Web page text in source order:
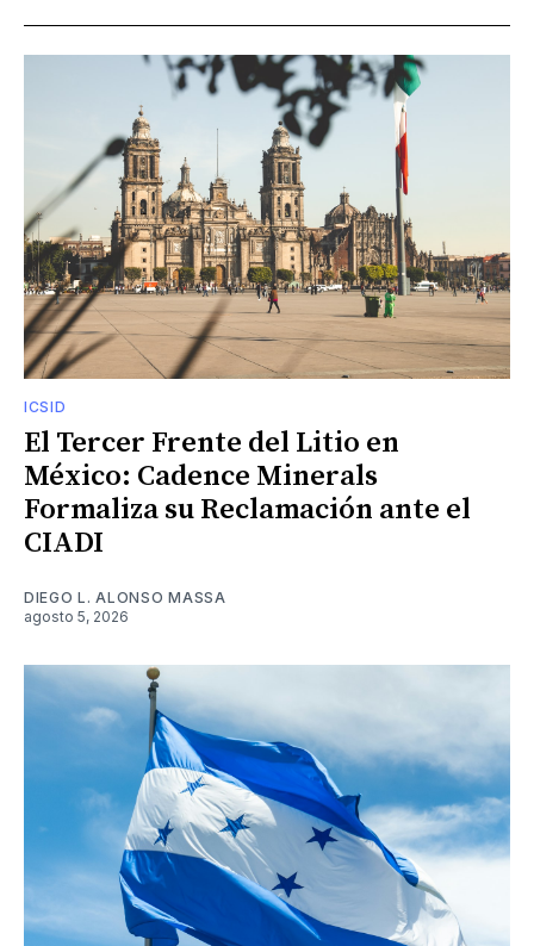
ICSID
El Tercer Frente del Litio en
México: Cadence Minerals
Formaliza su Reclamación ante el
CIADI
DIEGO L. ALONSO MASSA
agosto 5, 2026